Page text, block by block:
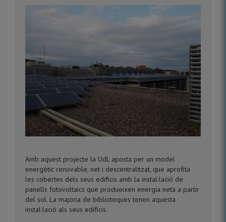
Amb aquest projecte la UdL aposta per un model
energètic renovable, net i descentralitzat, que aprofita
les cobertes dels seus edificis amb la instal·lació de
panells fotovoltaics que produeixen energia neta a partir
del sol. La majoria de biblioteques tenen aquesta
instal·lació als seus edificis.